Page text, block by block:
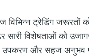
विभिन्न ट्रेडिंग जरूरतों
सारी विशेषताओं को
उपकरण और सहज अनुभव